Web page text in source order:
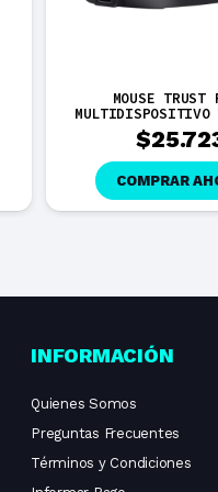
MOUSE TRUST
MULTIDISPOSITIVO
$
COMPRAR
INFORMACIÓN
Quienes Somos
Preguntas Frecuentes
Términos y Condiciones